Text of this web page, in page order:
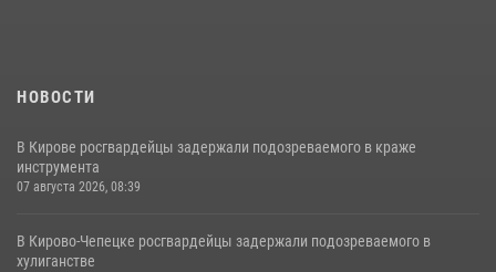
НОВОСТИ
В Кирове росгвардейцы задержали подозреваемого в краже
инструмента
07 августа 2026, 08:39
В Кирово-Чепецке росгвардейцы задержали подозреваемого в
хулиганстве